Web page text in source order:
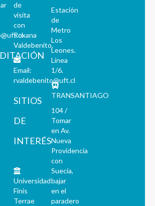
de
visita
con
Roxana
Valdebenito.
Email:
rvaldebenito@uft.cl
SITIOS
DE
INTERÉS
Universidad
Finis
Terrae
Estación
de
Metro
Los
Leones.
Línea
1/6.
TRANSANTIAGO
104 /
Tomar
en Av.
Nueva
Providencia
con
Suecia,
bajar
en el
paradero